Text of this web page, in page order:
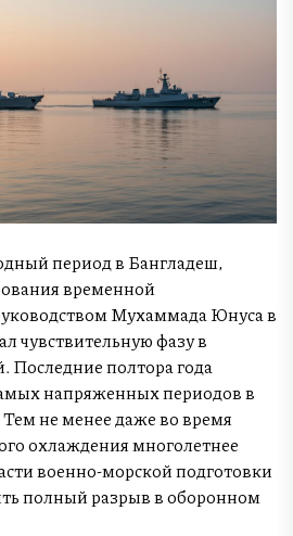
период в Бангладеш,
временной
Мухаммада Юнуса в
чувствительную фазу в
полтора года
напряженных периодов в
Тем не менее даже во время
охлаждения многолетнее
военно-морской подготовки
полный разрыв в оборонном